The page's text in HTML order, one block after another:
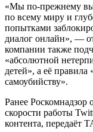
«Мы по-прежнему
по всему миру и
попытками
диалог онлайн», —
компании также
«абсолютной
детей», а её
самоубийству».
Ранее Роскомнадзор
скорости работы
контента, передаёт